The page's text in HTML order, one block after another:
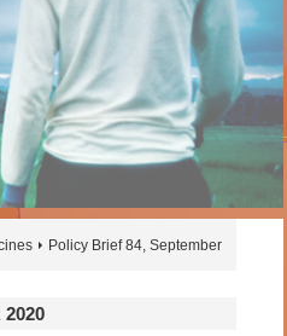
Policy Brief 84, September
2020